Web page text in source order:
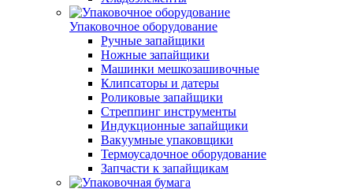
Упаковочное оборудование
Ручные запайщики
Ножные запайщики
Машинки мешкозашивочные
Клипсаторы и датеры
Роликовые запайщики
Стреппинг инструменты
Индукционные запайщики
Вакуумные упаковщики
Термоусадочное оборудование
Запчасти к запайщикам